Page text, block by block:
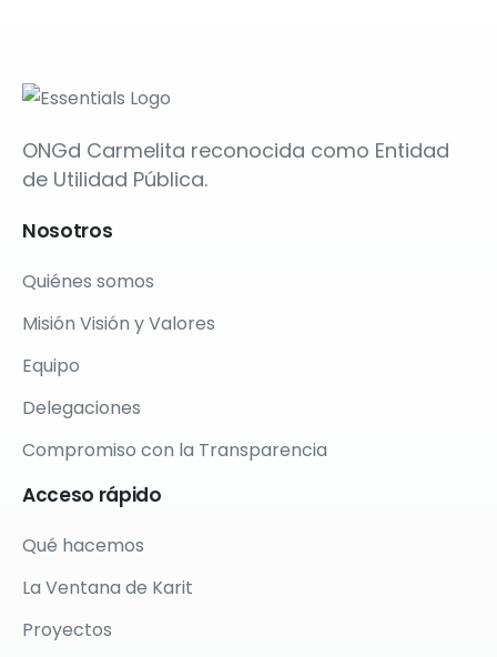
ONGd Carmelita reconocida como Entidad
de Utilidad Pública.
Nosotros
Quiénes somos
Misión Visión y Valores
Equipo
Delegaciones
Compromiso con la Transparencia
Acceso rápido
Qué hacemos
La Ventana de Karit
Proyectos